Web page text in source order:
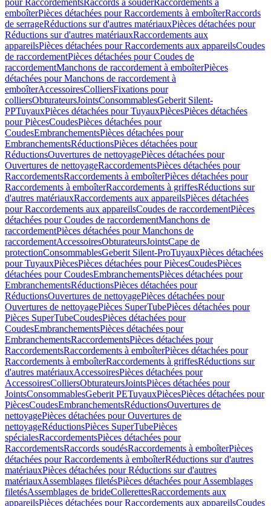
pour RaccordementsRaccords à souderRaccordements à
emboîterPièces détachées pour Raccordements à emboîterRaccords
de serrageRéductions sur d'autres matériauxPièces détachées pour
Réductions sur d'autres matériauxRaccordements aux
appareilsPièces détachées pour Raccordements aux appareilsCoudes
de raccordementPièces détachées pour Coudes de
raccordementManchons de raccordement à emboîterPièces
détachées pour Manchons de raccordement à
emboîterAccessoiresColliersFixations pour
colliersObturateursJointsConsommablesGeberit Silent-
PPTuyauxPièces détachées pour TuyauxPiècesPièces détachées
pour PiècesCoudesPièces détachées pour
CoudesEmbranchementsPièces détachées pour
EmbranchementsRéductionsPièces détachées pour
RéductionsOuvertures de nettoyagePièces détachées pour
Ouvertures de nettoyageRaccordementsPièces détachées pour
RaccordementsRaccordements à emboîterPièces détachées pour
Raccordements à emboîterRaccordements à griffesRéductions sur
d'autres matériauxRaccordements aux appareilsPièces détachées
pour Raccordements aux appareilsCoudes de raccordementPièces
détachées pour Coudes de raccordementManchons de
raccordementPièces détachées pour Manchons de
raccordementAccessoiresObturateursJointsCape de
protectionConsommablesGeberit Silent-ProTuyauxPièces détachées
pour TuyauxPiècesPièces détachées pour PiècesCoudesPièces
détachées pour CoudesEmbranchementsPièces détachées pour
EmbranchementsRéductionsPièces détachées pour
RéductionsOuvertures de nettoyagePièces détachées pour
Ouvertures de nettoyagePièces SuperTubePièces détachées pour
Pièces SuperTubeCoudesPièces détachées pour
CoudesEmbranchementsPièces détachées pour
EmbranchementsRaccordementsPièces détachées pour
RaccordementsRaccordements à emboîterPièces détachées pour
Raccordements à emboîterRaccordements à griffesRéductions sur
d'autres matériauxAccessoiresPièces détachées pour
AccessoiresColliersObturateursJointsPièces détachées pour
JointsConsommablesGeberit PETuyauxPiècesPièces détachées pour
PiècesCoudesEmbranchementsRéductionsOuvertures de
nettoyagePièces détachées pour Ouvertures de
nettoyageRéductionsPièces SuperTubePièces
spécialesRaccordementsPièces détachées pour
RaccordementsRaccords soudésRaccordements à emboîterPièces
détachées pour Raccordements à emboîterRéductions sur d'autres
matériauxPièces détachées pour Réductions sur d'autres
matériauxAssemblages filetésPièces détachées pour Assemblages
filetésAssemblages de brideCollerettesRaccordements aux
appareilsPièces détachées pour Raccordements aux appareilsCoudes